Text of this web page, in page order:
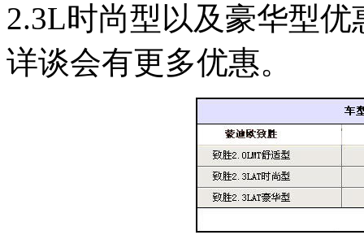
2.3L时尚型以及豪华型
详谈会有更多优惠。